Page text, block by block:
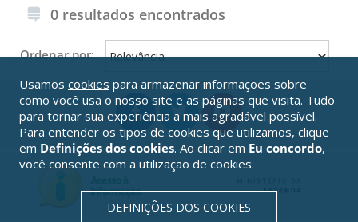
0 resultados encontrados
Ordenar por:
Usamos cookies para armazenar informações sobre
como você usa o nosso site e as páginas que visita. Tudo
para tornar sua experiência a mais agradável possível.
Para entender os tipos de cookies que utilizamos, clique
em Definições dos cookies. Ao clicar em Eu concordo,
você consente com a utilização de cookies.
DEFINIÇÕES DOS COOKIES